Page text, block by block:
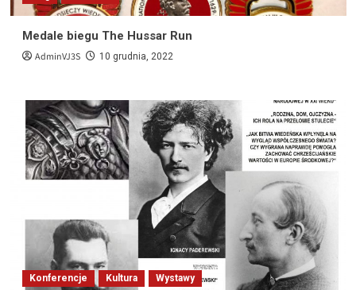
Medale biegu The Hussar Run
AdminVJ3S 10 grudnia, 2022
Konferencje Kultura Wystawy